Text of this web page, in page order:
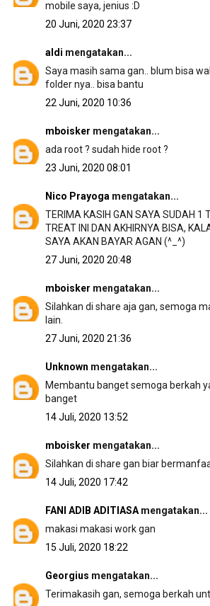
mobile saya, jenius :D
20 Juni, 2020 23:37
aldi mengatakan...
Saya masih sama gan.. blum bisa
folder nya.. bisa bantu
22 Juni, 2020 10:36
mboisker mengatakan...
ada root ? sudah hide root ?
23 Juni, 2020 08:01
Nico Prayoga mengatakan...
TERIMA KASIH GAN SAYA SUDAH 1
TREAT INI DAN AKHIRNYA BISA,
SAYA AKAN BAYAR AGAN (^_^)
27 Juni, 2020 20:48
mboisker mengatakan...
Silahkan di share aja gan, semoga
lain.
27 Juni, 2020 21:36
Unknown mengatakan...
Membantu banget semoga berkah
banget
14 Juli, 2020 13:52
mboisker mengatakan...
Silahkan di share gan biar
14 Juli, 2020 17:42
FANI ADIB ADITIASAmengatakan...
makasi makasi work gan
15 Juli, 2020 18:22
Georgius mengatakan...
Terimakasih gan, semoga berkah